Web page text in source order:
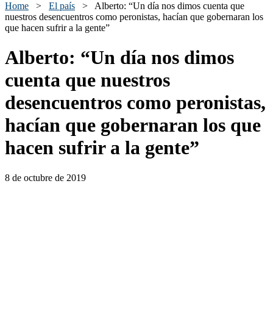
Home > El país > Alberto: “Un día nos dimos cuenta que
nuestros desencuentros como peronistas, hacían que gobernaran los
que hacen sufrir a la gente”
Alberto: “Un día nos dimos
cuenta que nuestros
desencuentros como peronistas,
hacían que gobernaran los que
hacen sufrir a la gente”
8 de octubre de 2019